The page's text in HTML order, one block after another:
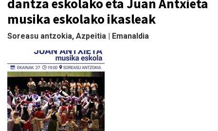
musika eskolako ikasleak
Soreasu antzokia, Azpeitia | Emanaldia